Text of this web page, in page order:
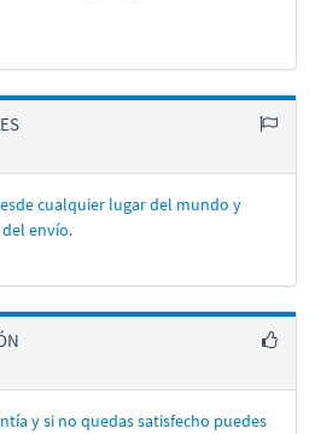
cualquier lugar del mundo y
enví­o.
y si no quedas satisfecho puedes